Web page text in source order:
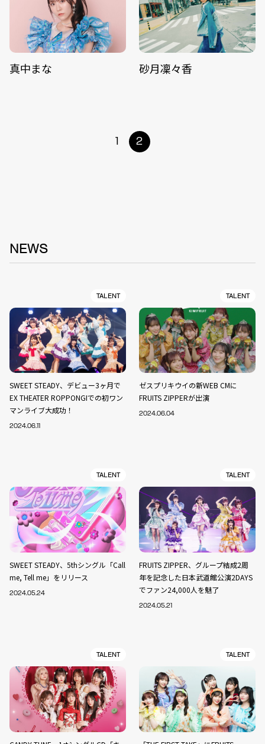
真中まな 砂月凜々香
1 2
NEWS
TALENT
SWEET STEADY、デビュー3ヶ月で
EX THEATER ROPPONGIでの初ワン
マンライブ大成功！
2024.06.11
TALENT
ゼスプリキウイの新WEB CMに
FRUITS ZIPPERが出演
2024.06.04
TALENT
SWEET STEADY、5thシングル「Call
me, Tell me」をリリース
2024.05.24
TALENT
FRUITS ZIPPER、グループ結成2周
年を記念した日本武道館公演2DAYS
でファン24,000人を魅了
2024.05.21
TALENT TALENT